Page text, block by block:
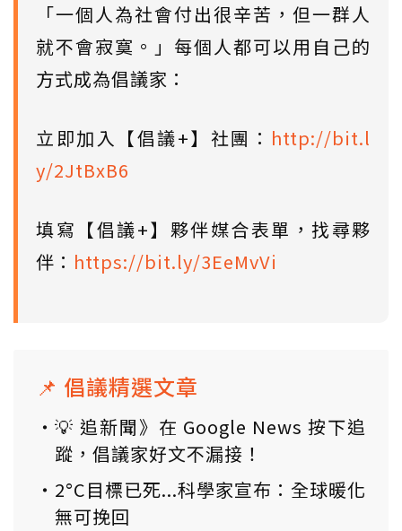
「一個人為社會付出很辛苦，但一群人
就不會寂寞。」每個人都可以用自己的
方式成為倡議家：
立即加入【倡議+】社團： http://bit.l
y/2JtBxB6
填寫【倡議+】夥伴媒合表單，找尋夥
伴： https://bit.ly/3EeMvVi
📌 倡議精選文章
💡 追新聞》在 Google News 按下追
蹤，倡議家好文不漏接！
2°C目標已死...科學家宣布：全球暖化
無可挽回